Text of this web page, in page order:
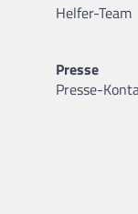
Helfer-Team
Presse
Presse-